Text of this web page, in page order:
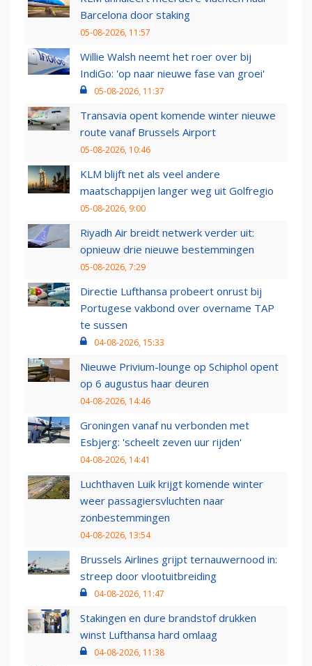
Barcelona door staking
05-08-2026, 11:57
Willie Walsh neemt het roer over bij
IndiGo: 'op naar nieuwe fase van groei'
05-08-2026, 11:37
Transavia opent komende winter nieuwe
route vanaf Brussels Airport
05-08-2026, 10:46
KLM blijft net als veel andere
maatschappijen langer weg uit Golfregio
05-08-2026, 9:00
Riyadh Air breidt netwerk verder uit:
opnieuw drie nieuwe bestemmingen
05-08-2026, 7:29
Directie Lufthansa probeert onrust bij
Portugese vakbond over overname TAP
te sussen
04-08-2026, 15:33
Nieuwe Privium-lounge op Schiphol opent
op 6 augustus haar deuren
04-08-2026, 14:46
Groningen vanaf nu verbonden met
Esbjerg: 'scheelt zeven uur rijden'
04-08-2026, 14:41
Luchthaven Luik krijgt komende winter
weer passagiersvluchten naar
zonbestemmingen
04-08-2026, 13:54
Brussels Airlines grijpt ternauwernood in:
streep door vlootuitbreiding
04-08-2026, 11:47
Stakingen en dure brandstof drukken
winst Lufthansa hard omlaag
04-08-2026, 11:38